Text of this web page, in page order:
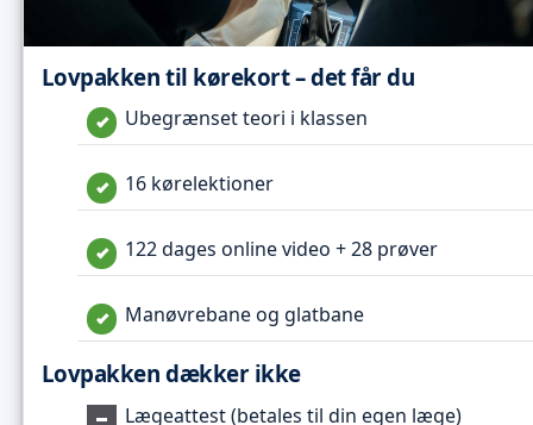
Lovpakken til kørekort – det får du
Ubegrænset teori i klassen
16 kørelektioner
122 dages online video + 28 prøver
Manøvrebane og glatbane
Lovpakken dækker ikke
Lægeattest (betales til din egen læge)